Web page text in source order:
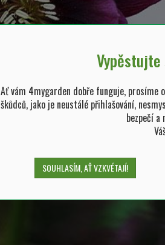
Ať vám 4mygarden dobře funguje, prosíme
škůdců, jako je neustálé přihlašování,
bezpečí
SOUHLASÍM, AŤ VZKVÉTAJÍ!